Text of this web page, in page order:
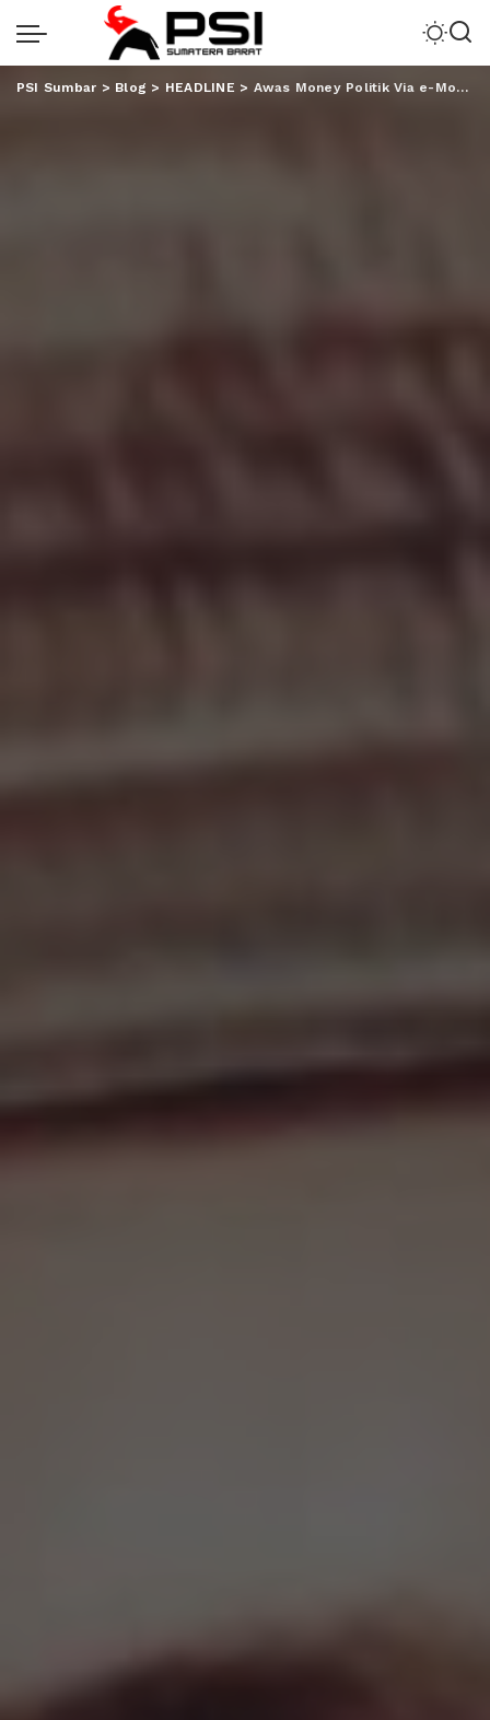
PSI Sumbar > Blog > HEADLINE > Awas Money Politik Via e-Money!